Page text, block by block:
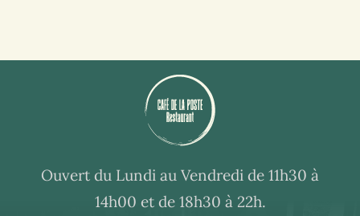
Ouvert du Lundi au Vendredi de 11h30 à
14h00 et de 18h30 à 22h.